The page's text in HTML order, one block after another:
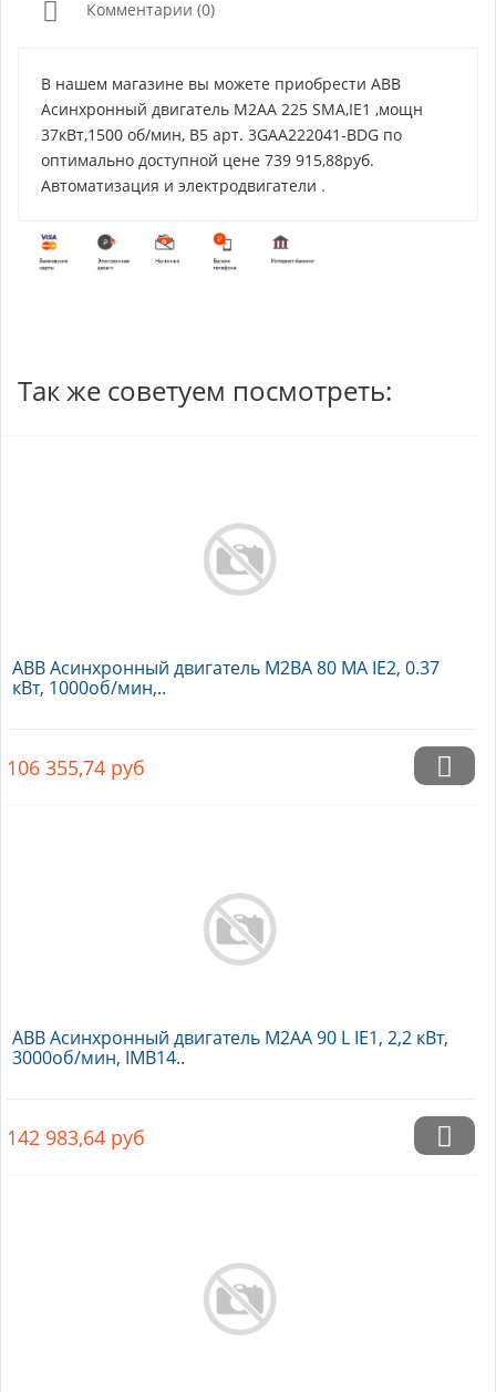
Комментарии (0)
В нашем магазине вы можете приобрести ABB
Асинхронный двигатель M2AA 225 SMA,IE1 ,мощн
37кВт,1500 об/мин, B5 арт. 3GAA222041-BDG по
оптимально доступной цене 739 915,88руб.
Автоматизация и электродвигатели .
Так же советуем посмотреть:
ABB Асинхронный двигатель M2BA 80 MA IE2, 0.37
кВт, 1000об/мин,..
106 355,74 руб
ABB Асинхронный двигатель M2AA 90 L IE1, 2,2 кВт,
3000об/мин, IMB14..
142 983,64 руб